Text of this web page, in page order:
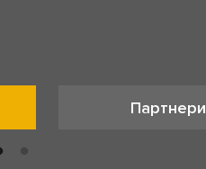
Партнери